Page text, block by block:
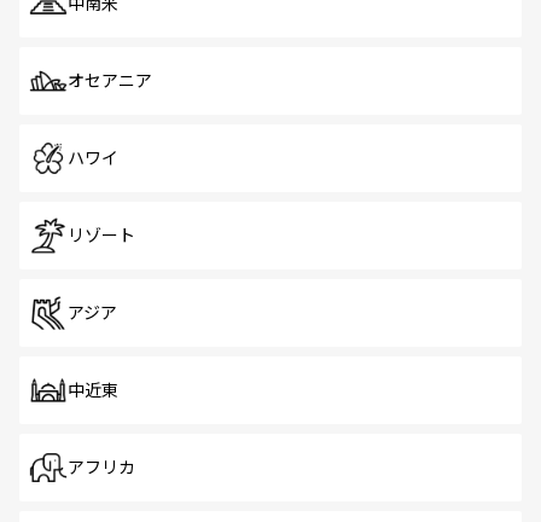
オセアニア
ハワイ
リゾート
アジア
中近東
アフリカ